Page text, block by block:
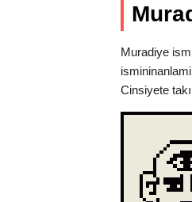
Muradiye
Cinsiyete